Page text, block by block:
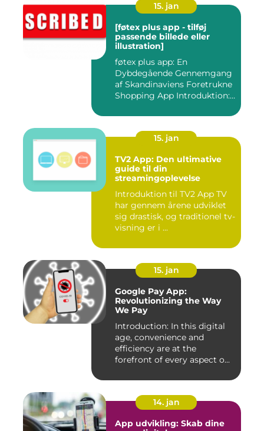
15. jan
[føtex plus app - tilføj
passende billede eller
illustration]
føtex plus app: En
Dybdegående Gennemgang
af Skandinaviens Foretrukne
Shopping App Introduktion:
15. jan
TV2 App: Den ultimative
guide til din
streamingoplevelse
Introduktion til TV2 App TV
har gennem årene udviklet
sig drastisk, og traditionel tv-
visning er i ...
15. jan
Google Pay App:
Revolutionizing the Way
We Pay
Introduction: In this digital
age, convenience and
efficiency are at the
forefront of every aspect o...
14. jan
App udvikling: Skab dine